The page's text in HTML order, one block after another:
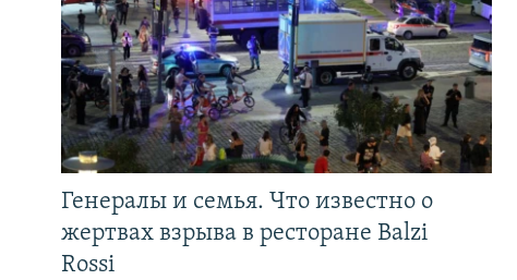
Генералы и семья. Что известно о
жертвах взрыва в ресторане Balzi
Rossi